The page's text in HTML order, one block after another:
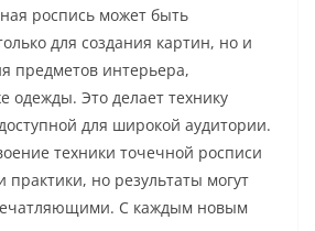
роспись может быть
для создания картин, но и
предметов интерьера,
одежды. Это делает технику
для широкой аудитории.
техники точечной росписи
практики, но результаты могут
С каждым новым